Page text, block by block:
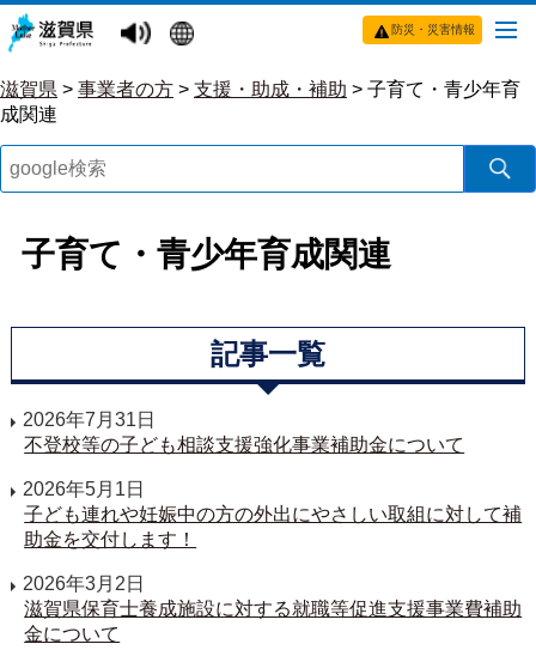
防災・災害情報
滋賀県 > 事業者の方 > 支援・助成・補助 > 子育て・青少年育
成関連
子育て・青少年育成関連
記事一覧
2026年7月31日
不登校等の子ども相談支援強化事業補助金について
2026年5月1日
子ども連れや妊娠中の方の外出にやさしい取組に対して補
助金を交付します！
2026年3月2日
滋賀県保育士養成施設に対する就職等促進支援事業費補助
金について